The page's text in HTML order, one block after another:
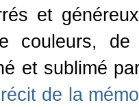
et
couleurs,
et sublimé
de la